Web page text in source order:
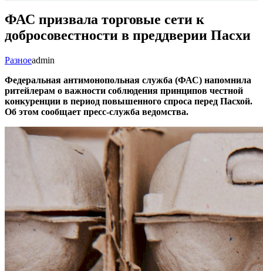
ФАС призвала торговые сети к
добросовестности в преддверии Пасхи
Разноеadmin
Федеральная антимонопольная служба (ФАС) напомнила
ритейлерам о важности соблюдения принципов честной
конкуренции в период повышенного спроса перед Пасхой.
Об этом сообщает пресс-служба ведомства.